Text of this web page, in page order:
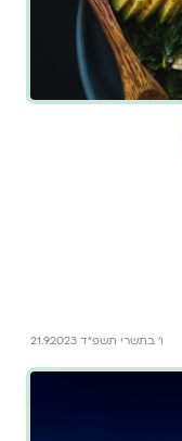
ו׳ בתשרי תשפ״ד 21.9.2023